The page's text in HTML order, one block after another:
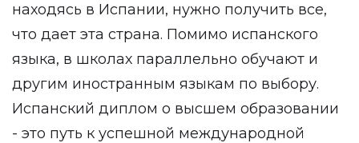
находясь в Испании, нужно получить все,
что дает эта страна. Помимо испанского
языка, в школах параллельно обучают и
другим иностранным языкам по выбору.
Испанский диплом о высшем образовании
- это путь к успешной международной